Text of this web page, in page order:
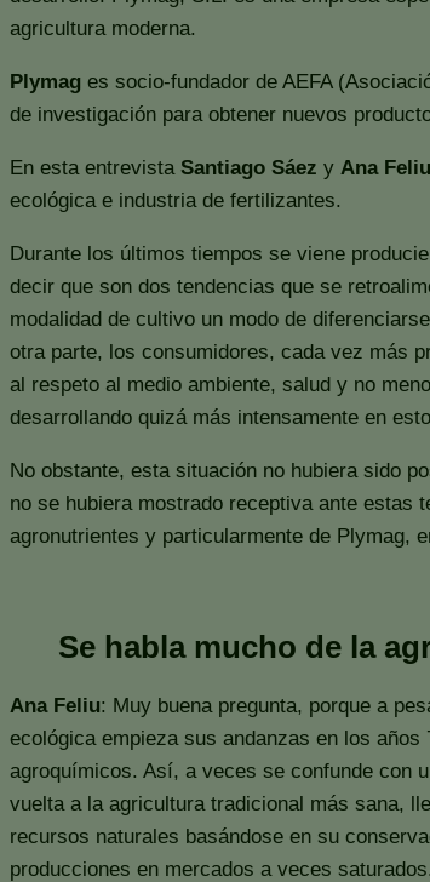
agricultura moderna.
Plymag es socio-fundador de AEFA
de investigación para obtener nuevos
En esta entrevista Santiago Sáez y Ana Feliu
ecológica e industria de fertilizantes.
Durante los últimos tiempos se viene
decir que son dos tendencias que se
modalidad de cultivo un modo de
otra parte, los consumidores, cada vez más
al respeto al medio ambiente, salud y no
desarrollando quizá más intensamente en
No obstante, esta situación no hubiera sido
no se hubiera mostrado receptiva ante estas
agronutrientes y particularmente de Plymag,
Se habla mucho de la
Ana Feliu: Muy buena pregunta, porque a
ecológica empieza sus andanzas en los
agroquímicos. Así, a veces se confunde con
vuelta a la agricultura tradicional más sana,
recursos naturales basándose en su
producciones en mercados a veces saturados.